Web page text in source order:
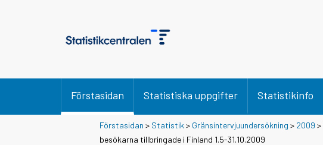
Förstasidan Statistiska uppgifter Statistikinfo
Förstasidan > Statistik > Gränsintervjuundersökning > 2009 >
besökarna tillbringade i Finland 1.5-31.10.2009